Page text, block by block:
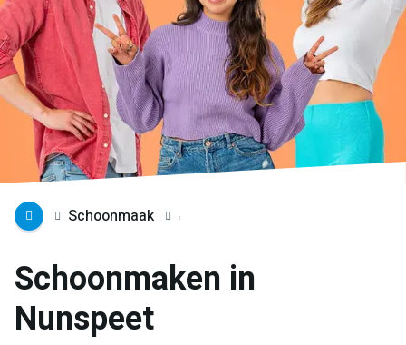
Schoonmaak
Schoonmaken in
Nunspeet